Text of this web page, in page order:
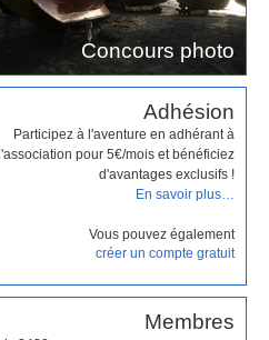
Concours photo
Adhésion
Participez à l'aventure en adhérant à
l'association pour 5€/mois et bénéficiez
d'avantages exclusifs !
En savoir plus…
Vous pouvez également
créer un compte gratuit
Membres